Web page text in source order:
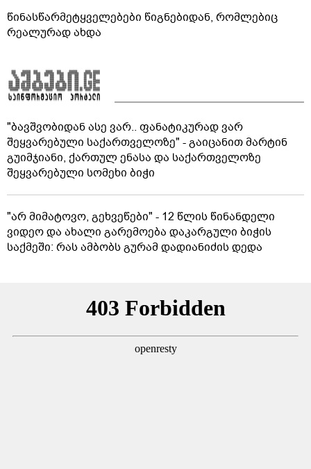
წინასწარმეტყველებები წიგნებიდან, რომლებიც
რეალურად ახდა
"ბავშვობიდან ასე ვარ.. ფანატიკურად ვარ
შეყვარებული საქართველოზე" - გაიცანით მარტინ
გუიმჯიანი, ქართულ ენასა და საქართველოზე
შეყვარებული სომეხი ბიჭი
"არ მიმატოვო, გეხვეწები" - 12 წლის წინანდელი
ვიდეო და ახალი გარემოება დაკარგული ბიჭის
საქმეში: რას ამბობს გურამ დადიანიძის დედა